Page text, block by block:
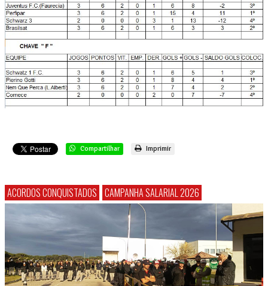
Compartilhar Imprimir
ACORDOS CONQUISTADOS CAMPANHA SALARIAL 2026